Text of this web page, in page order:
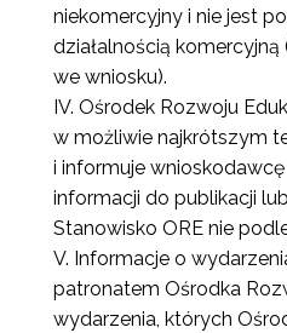
niekomercyjny i nie jest
działalnością
we wniosku).
Ośrodek Rozwoju
w możliwie najkrótszym
i informuje
informacji do publikacji
Stanowisko ORE nie
Informacje o
patronatem Ośrodka
wydarzenia, których